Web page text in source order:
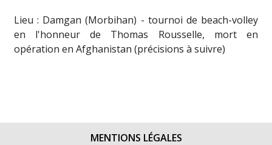
Lieu : Damgan (Morbihan) - tournoi de beach-volley
en l'honneur de Thomas Rousselle, mort en
opération en Afghanistan (précisions à suivre)
MENTIONS LÉGALES